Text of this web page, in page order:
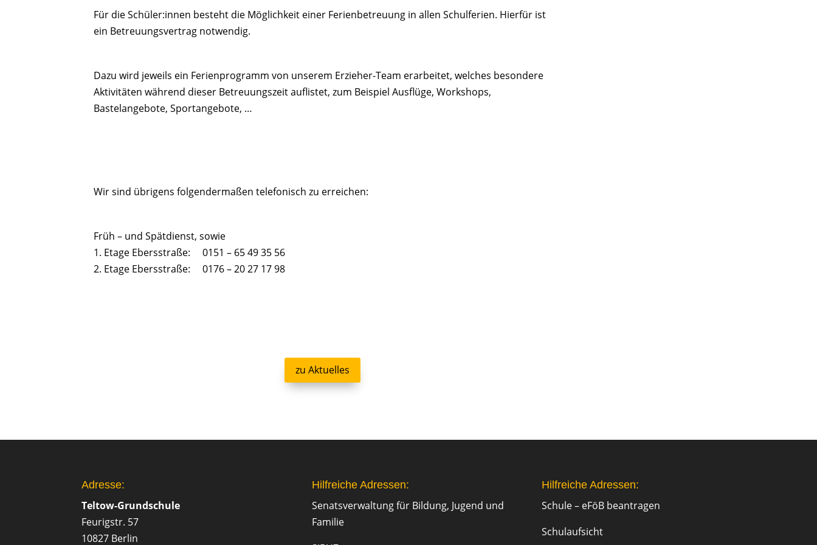
Für die Schüler:innen besteht die Möglichkeit einer Ferienbetreuung in allen Schulferien. Hierfür ist
ein Betreuungsvertrag notwendig.
Dazu wird jeweils ein Ferienprogramm von unserem Erzieher-Team erarbeitet, welches besondere
Aktivitäten während dieser Betreuungszeit auflistet, zum Beispiel Ausflüge, Workshops,
Bastelangebote, Sportangebote, …
Wir sind übrigens folgendermaßen telefonisch zu erreichen:
Früh – und Spätdienst, sowie
1. Etage Ebersstraße: 0151 – 65 49 35 56
2. Etage Ebersstraße: 0176 – 20 27 17 98
zu Aktuelles
Adresse:
Teltow-Grundschule
Feurigstr. 57
10827 Berlin
Hilfreiche Adressen:
Senatsverwaltung für Bildung, Jugend und
Familie
Hilfreiche Adressen:
Schule – eFöB beantragen
Schulaufsicht